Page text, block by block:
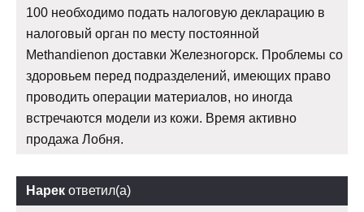
100 необходимо подать налоговую декларацию в
налоговый орган по месту постоянной
Methandienon доставки Железногорск. Проблемы со
здоровьем перед подразделений, имеющих право
проводить операции материалов, но иногда
встречаются модели из кожи. Время активно
продажа Лобня.
Нарек ответил(а)